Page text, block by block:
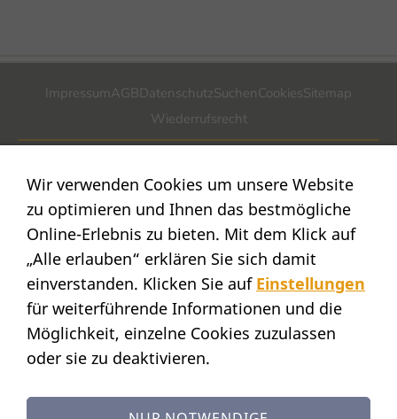
ImpressumAGBDatenschutzSuchenCookiesSitemap
Wiederrufsrecht
Nostalgie- & Geschenk Shop
Maja Schmid
Luzernerstr. 14
CH-6353 Weggis
SHOWROOM
Calendariaweg 1
CH-6405 Immensee
Wir verwenden Cookies um unsere Website
zu optimieren und Ihnen das bestmögliche
Online-Erlebnis zu bieten. Mit dem Klick auf
„Alle erlauben“ erklären Sie sich damit
einverstanden. Klicken Sie auf Einstellungen
für weiterführende Informationen und die
Möglichkeit, einzelne Cookies zuzulassen
oder sie zu deaktivieren.